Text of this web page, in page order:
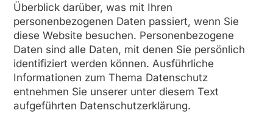
Überblick darüber, was mit Ihren
personenbezogenen Daten passiert, wenn Sie
diese Website besuchen. Personenbezogene
Daten sind alle Daten, mit denen Sie persönlich
identifiziert werden können. Ausführliche
Informationen zum Thema Datenschutz
entnehmen Sie unserer unter diesem Text
aufgeführten Datenschutzerklärung.